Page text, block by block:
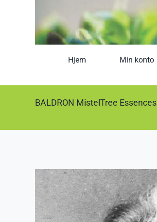
Hjem Min konto
BALDRON MistelTree Essences